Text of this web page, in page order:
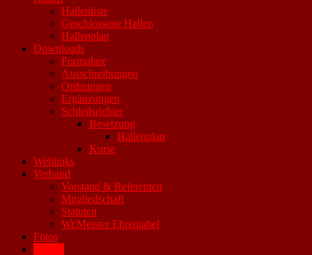
Hallenliste
Geschlossene Hallen
Hallenplan
Downloads
Formulare
Ausschreibungen
Ordnungen
Ergänzungen
Schiedsrichter
Besetzung
Hallenplan
Kurse
Weblinks
Verband
Vorstand & Referenten
Mitgliedschaft
Statuten
Wr.Meister Ehrentabel
Fotos